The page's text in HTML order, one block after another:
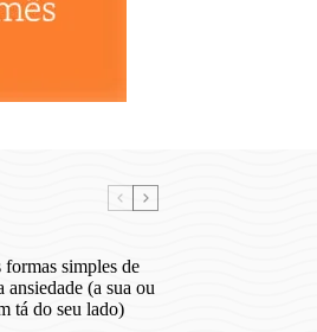
simples de
ansiedade (a sua ou
tá do seu lado)